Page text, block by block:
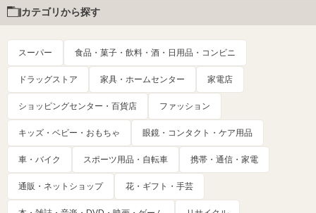
カテゴリから探す
スーパー 食品・菓子・飲料・酒・日用品・コンビニ
ドラッグストア 家具・ホームセンター 家電店
ショッピングセンター・百貨店 ファッション
キッズ・ベビー・おもちゃ 眼鏡・コンタクト・ケア用品
車・バイク スポーツ用品・自転車 携帯・通信・家電
通販・ネットショップ 花・ギフト・手芸